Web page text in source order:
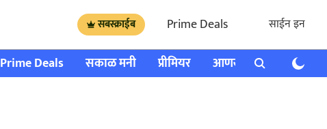
सबस्क्राईब Prime Deals साईन इन
Prime Deals सकाळ मनी प्रीमियर आणखी राशी भविष्य